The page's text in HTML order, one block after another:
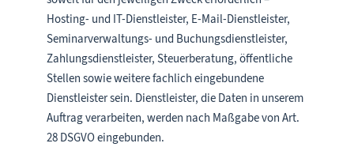
Hosting- und IT-Dienstleister, E-Mail-Dienstleister,
Seminarverwaltungs- und Buchungsdienstleister,
Zahlungsdienstleister, Steuerberatung, öffentliche
Stellen sowie weitere fachlich eingebundene
Dienstleister sein. Dienstleister, die Daten in unserem
Auftrag verarbeiten, werden nach Maßgabe von Art.
28 DSGVO eingebunden.